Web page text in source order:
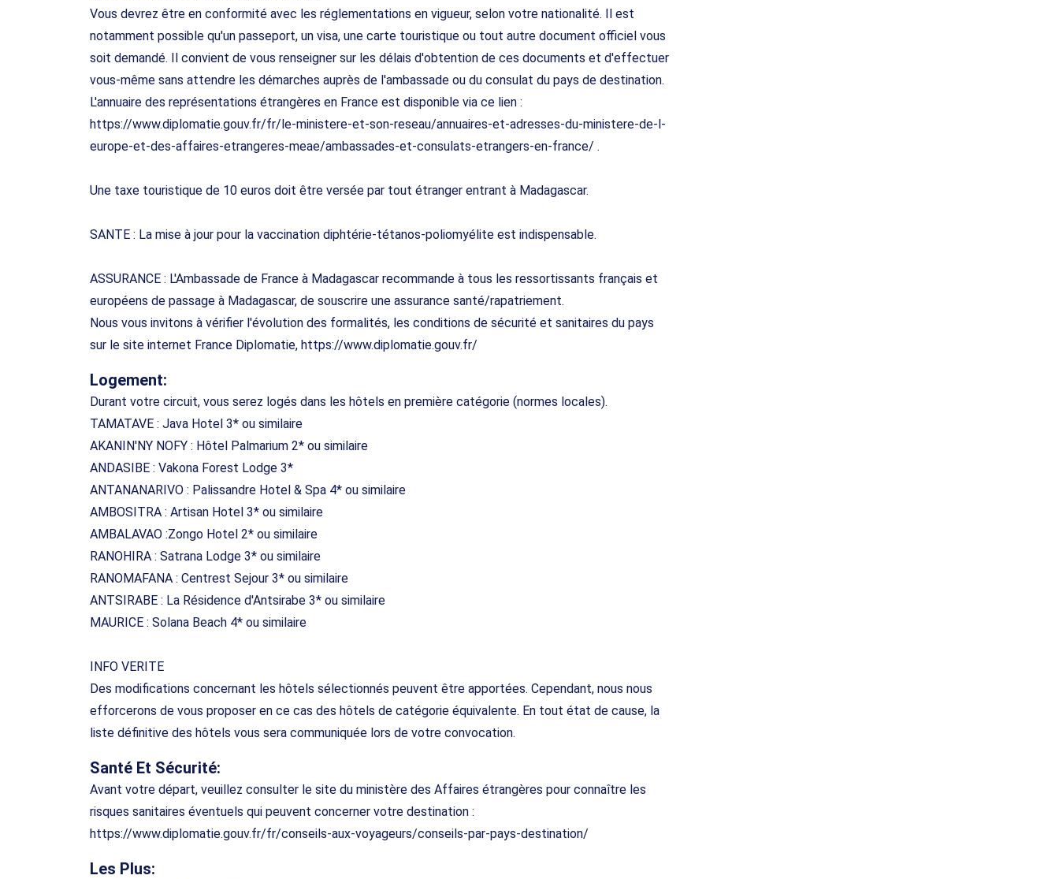
Vous devrez être en conformité avec les réglementations en vigueur, selon votre nationalité. Il est
notamment possible qu'un passeport, un visa, une carte touristique ou tout autre document officiel vous
soit demandé. Il convient de vous renseigner sur les délais d'obtention de ces documents et d'effectuer
vous-même sans attendre les démarches auprès de l'ambassade ou du consulat du pays de destination.
L'annuaire des représentations étrangères en France est disponible via ce lien :
https://www.diplomatie.gouv.fr/fr/le-ministere-et-son-reseau/annuaires-et-adresses-du-ministere-de-l-
europe-et-des-affaires-etrangeres-meae/ambassades-et-consulats-etrangers-en-france/ .
Une taxe touristique de 10 euros doit être versée par tout étranger entrant à Madagascar.
SANTE : La mise à jour pour la vaccination diphtérie-tétanos-poliomyélite est indispensable.
ASSURANCE : L'Ambassade de France à Madagascar recommande à tous les ressortissants français et
européens de passage à Madagascar, de souscrire une assurance santé/rapatriement.
Nous vous invitons à vérifier l'évolution des formalités, les conditions de sécurité et sanitaires du pays
sur le site internet France Diplomatie, https://www.diplomatie.gouv.fr/
Logement:
Durant votre circuit, vous serez logés dans les hôtels en première catégorie (normes locales).
TAMATAVE : Java Hotel 3* ou similaire
AKANIN'NY NOFY : Hôtel Palmarium 2* ou similaire
ANDASIBE : Vakona Forest Lodge 3*
ANTANANARIVO : Palissandre Hotel & Spa 4* ou similaire
AMBOSITRA : Artisan Hotel 3* ou similaire
AMBALAVAO :Zongo Hotel 2* ou similaire
RANOHIRA : Satrana Lodge 3* ou similaire
RANOMAFANA : Centrest Sejour 3* ou similaire
ANTSIRABE : La Résidence d'Antsirabe 3* ou similaire
MAURICE : Solana Beach 4* ou similaire
INFO VERITE
Des modifications concernant les hôtels sélectionnés peuvent être apportées. Cependant, nous nous
efforcerons de vous proposer en ce cas des hôtels de catégorie équivalente. En tout état de cause, la
liste définitive des hôtels vous sera communiquée lors de votre convocation.
Santé Et Sécurité:
Avant votre départ, veuillez consulter le site du ministère des Affaires étrangères pour connaître les
risques sanitaires éventuels qui peuvent concerner votre destination :
https://www.diplomatie.gouv.fr/fr/conseils-aux-voyageurs/conseils-par-pays-destination/
Les Plus: